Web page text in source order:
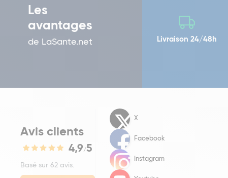
Les
avantages
de LaSante.net Livraison 24/48h
Avis clients
4,9/5
Basé sur 62 avis.
X
Facebook
Instagram